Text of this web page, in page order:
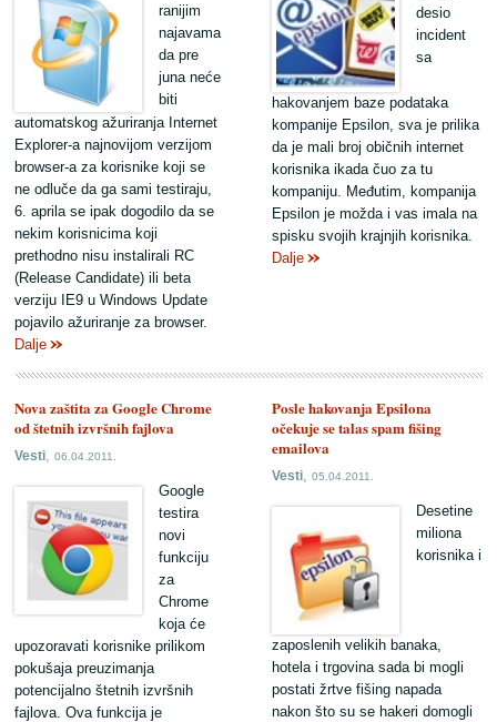
desio
incident
sa
hakovanjem baze podataka
kompanije Epsilon, sva je prilika
da je mali broj običnih internet
korisnika ikada čuo za tu
kompaniju. Međutim, kompanija
Epsilon je možda i vas imala na
spisku svojih krajnjih korisnika.
Dalje
ranijim
najavama
da pre
juna neće
biti
automatskog ažuriranja Internet
Explorer-a najnovijom verzijom
browser-a za korisnike koji se
ne odluče da ga sami testiraju,
6. aprila se ipak dogodilo da se
nekim korisnicima koji
prethodno nisu instalirali RC
(Release Candidate) ili beta
verziju IE9 u Windows Update
pojavilo ažuriranje za browser.
Dalje
Posle hakovanja Epsilona
očekuje se talas spam fišing
emailova
Vesti,05.04.2011.
Desetine
miliona
korisnika i
zaposlenih velikih banaka,
hotela i trgovina sada bi mogli
postati žrtve fišing napada
nakon što su se hakeri domogli
Nova zaštita za Google Chrome
od štetnih izvršnih fajlova
Vesti,06.04.2011.
Google
testira
novi
funkciju
za
Chrome
koja će
upozoravati korisnike prilikom
pokušaja preuzimanja
potencijalno štetnih izvršnih
fajlova. Ova funkcija je